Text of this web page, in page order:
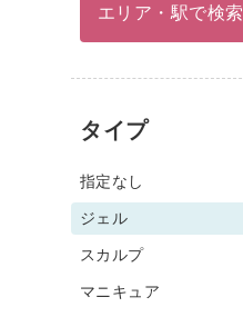
エリア・駅で検索
タイプ
指定なし
ジェル
スカルプ
マニキュア